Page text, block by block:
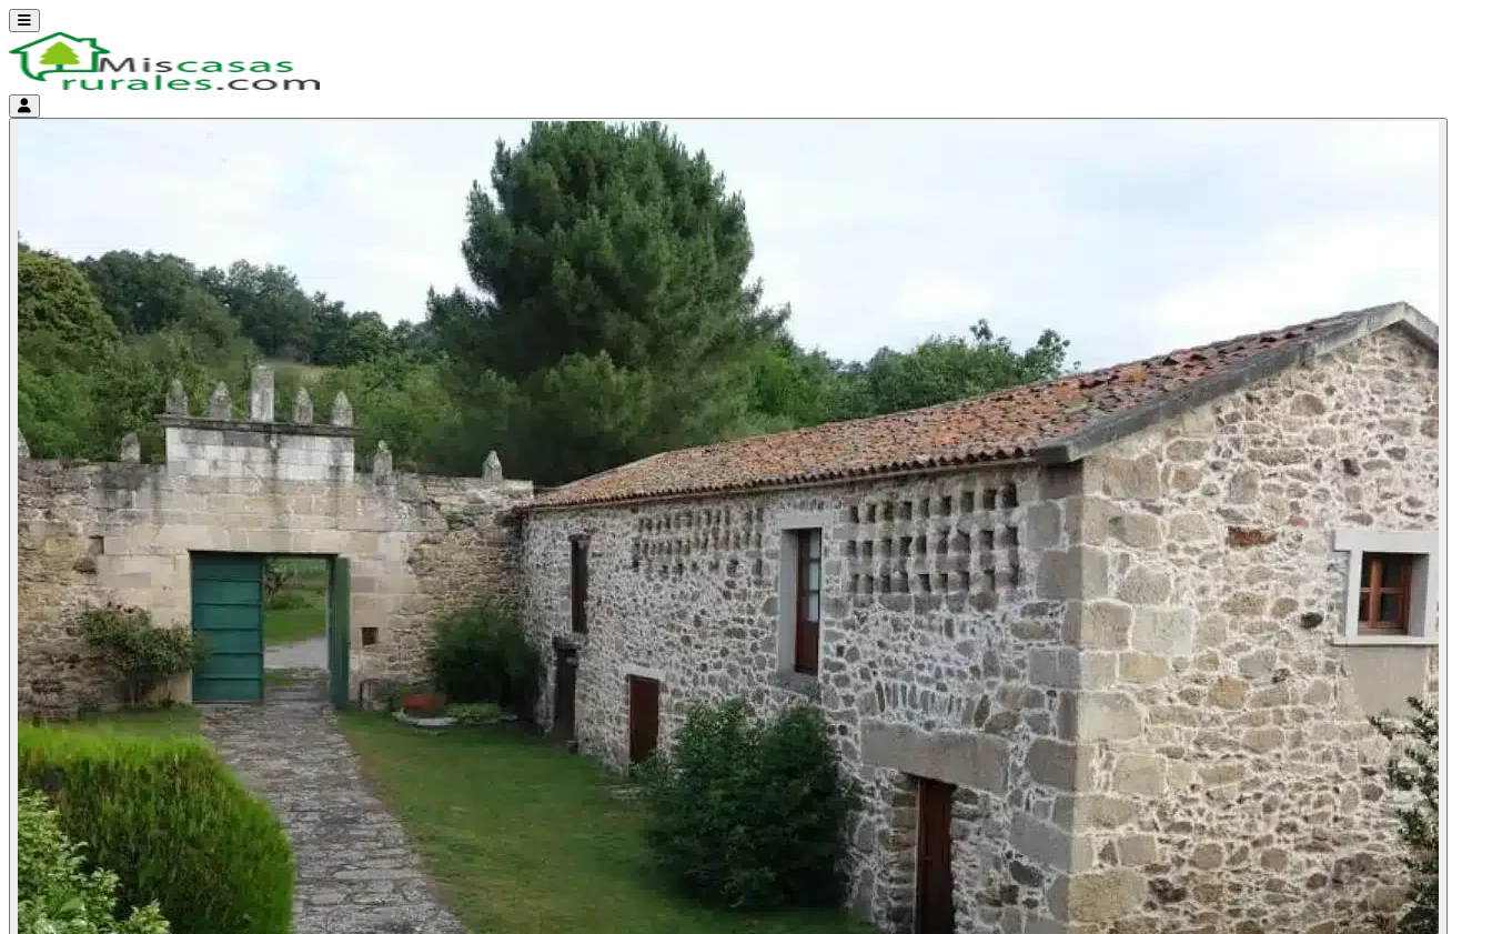
Abrir menú
Menú de cuenta